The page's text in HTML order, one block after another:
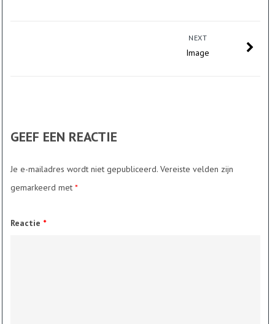
NEXT
Image
GEEF EEN REACTIE
Je e-mailadres wordt niet gepubliceerd. Vereiste velden zijn
gemarkeerd met*
Reactie *